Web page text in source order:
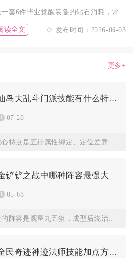
读全文 发布时间：2026-06-03
更多+
仙岛大乱斗门派技能有什么特点
07-28
铲铲之战中哪种阵容最强大
05-08
全民奇迹神迹法师技能加点方法